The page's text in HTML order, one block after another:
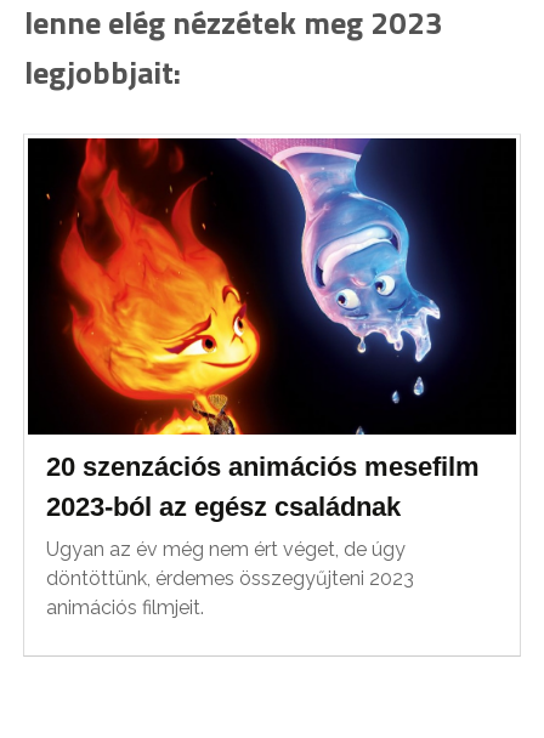
lenne elég nézzétek meg 2023
legjobbjait:
20 szenzációs animációs mesefilm
2023-ból az egész családnak
Ugyan az év még nem ért véget, de úgy
döntöttünk, érdemes összegyűjteni 2023
animációs filmjeit.